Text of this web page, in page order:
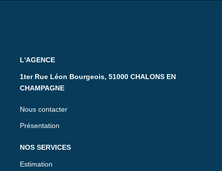
L'AGENCE
1ter Rue Léon Bourgeois, 51000 CHALONS EN
CHAMPAGNE
Nous contacter
Présentation
NOS SERVICES
Estimation